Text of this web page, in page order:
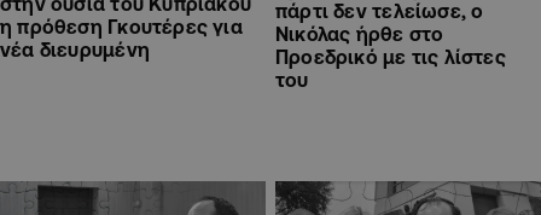
η πρόθεση Γκουτέρες για
νέα διευρυμένη
πάρτι δεν τελείωσε, ο
Νικόλας ήρθε στο
Προεδρικό με τις λίστες
του